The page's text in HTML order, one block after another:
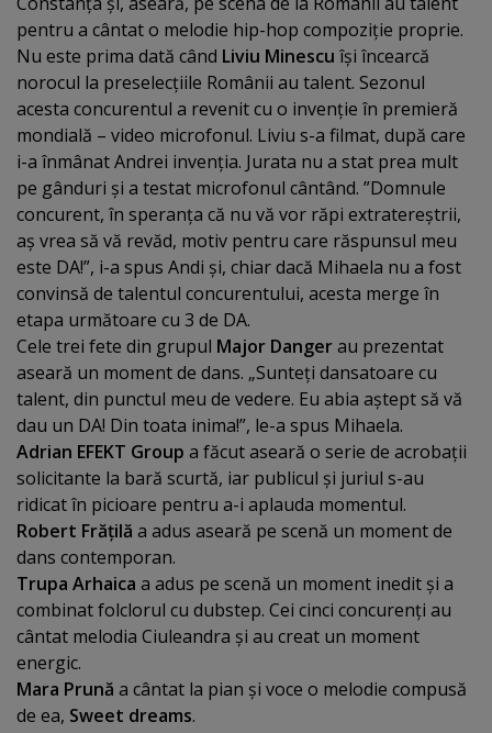
pentru a cântat o melodie hip-hop compoziţie proprie.
Nu este prima dată când Liviu Minescu îşi încearcă
norocul la preselecţiile Românii au talent. Sezonul
acesta concurentul a revenit cu o invenţie în premieră
mondială – video microfonul. Liviu s-a filmat, după care
i-a înmânat Andrei invenţia. Jurata nu a stat prea mult
pe gânduri şi a testat microfonul cântând. ”Domnule
concurent, în speranţa că nu vă vor răpi extratereştrii,
aş vrea să vă revăd, motiv pentru care răspunsul meu
este DA!”, i-a spus Andi şi, chiar dacă Mihaela nu a fost
convinsă de talentul concurentului, acesta merge în
etapa următoare cu 3 de DA.
Cele trei fete din grupul Major Dangerau prezentat
aseară un moment de dans. „Sunteţi dansatoare cu
talent, din punctul meu de vedere. Eu abia aştept să vă
dau un DA! Din toata inima!”, le-a spus Mihaela.
Adrian EFEKT Group a făcut aseară o serie de acrobaţii
solicitante la bară scurtă, iar publicul şi juriul s-au
ridicat în picioare pentru a-i aplauda momentul.
Robert Frăţilă a adus aseară pe scenă un moment de
dans contemporan.
Trupa Arhaica a adus pe scenă un moment inedit şi a
combinat folclorul cu dubstep. Cei cinci concurenţi au
cântat melodia Ciuleandra şi au creat un moment
energic.
Mara Prună a cântat la pian şi voce o melodie compusă
de ea, Sweet dreams.